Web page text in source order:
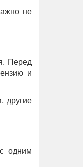
не
Перед
и
другие
одним